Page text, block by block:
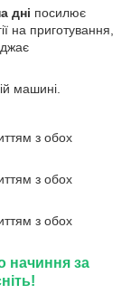
дні посилює
на приготування,
машині.
з обох
з обох
з обох
начиння за